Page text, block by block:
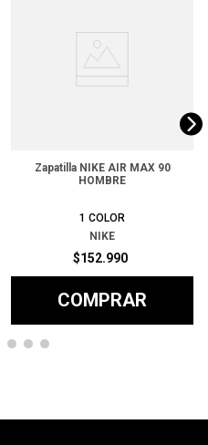
Zapatilla NIKE AIR MAX 90
HOMBRE
1 COLOR
NIKE
$152.990
COMPRAR